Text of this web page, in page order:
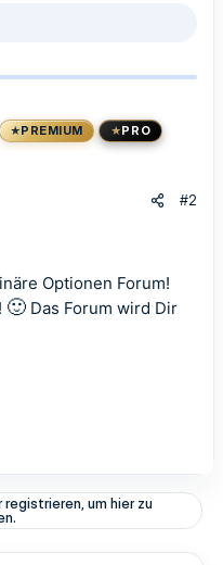
PREMIUM PRO
#2
Optionen Forum!
🙂 Das Forum wird Dir
um hier zu